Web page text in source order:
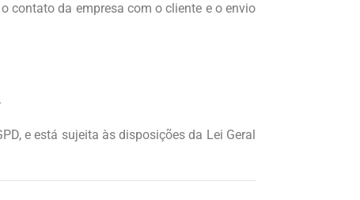
contato da empresa com o cliente e o envio
e está sujeita às disposições da Lei Geral